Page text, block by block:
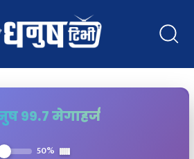
९९.७ मेगाहर्ज
50%